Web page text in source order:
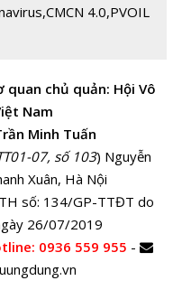
,CMCN 4.0,PVOIL
chủ quản: Hội Vô
Nam
Minh Tuấn
07, số 103) Nguyễn
Xuân, Hà Nội
số: 134/GP-TTĐT do
26/07/2019
: 0936 559 955 -